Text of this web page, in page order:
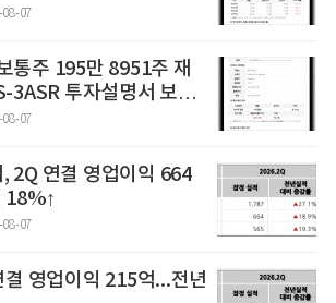
08-07
통주 195만 8951주 재
3ASR 투자설명서 보충
08-07
2Q 연결 영업이익 664
18%↑
08-07
결 영업이익 215억...전년